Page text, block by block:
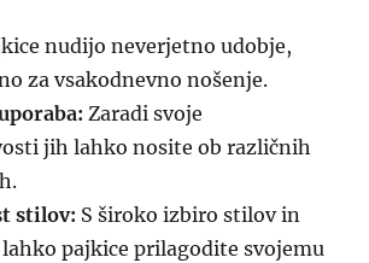
nudijo neverjetno udobje,
za vsakodnevno nošenje.
Zaradi svoje
jih lahko nosite ob različnih
stilov: S široko izbiro stilov in
pajkice prilagodite svojemu